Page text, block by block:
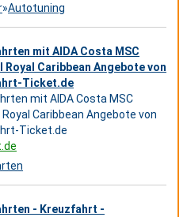
»Autotuning
mit AIDA Costa MSC
Royal Caribbean Angebote von
Ticket.de
mit AIDA Costa MSC
Royal Caribbean Angebote von
Ticket.de
- Kreuzfahrt -